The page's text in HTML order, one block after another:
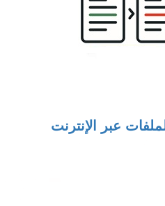
عبر الإنترنت